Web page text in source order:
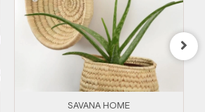
SAVANA HOME